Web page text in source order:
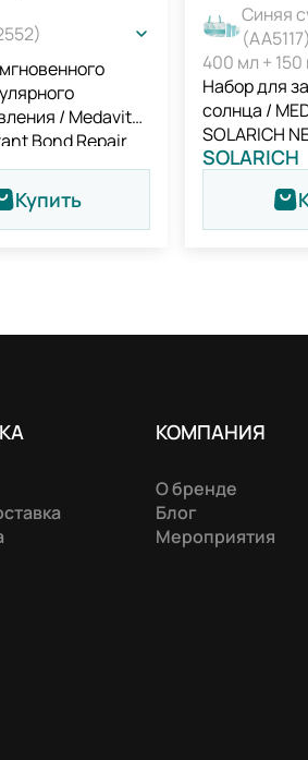
/ Medavita
Bond Repair
Купить
Синяя
(AA5117)
400 мл + 150
Набор для
солнца /
SOLARICH
SOLARICH
КОМПАНИЯ
О бренде
Блог
Мероприятия